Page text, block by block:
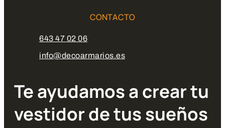
CONTACTO
643 47 02 06
info@decoarmarios.es
Te ayudamos a crear tu
vestidor de tus sueños